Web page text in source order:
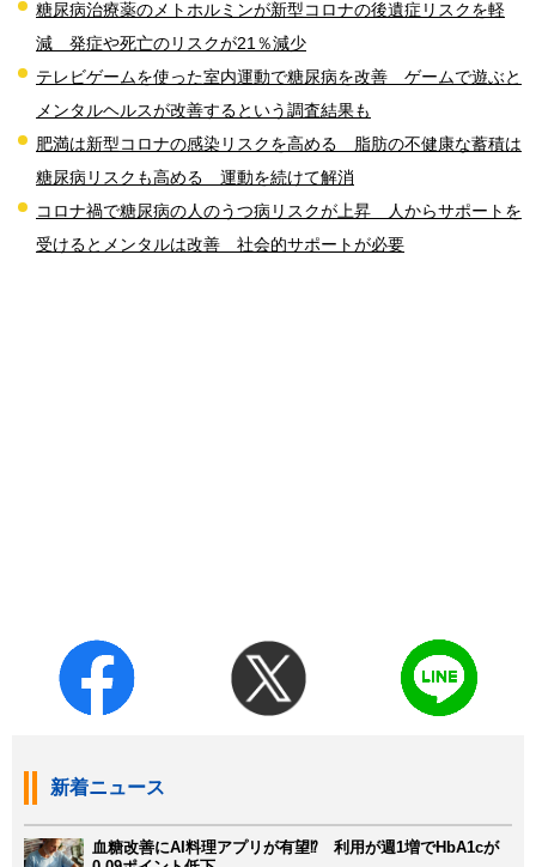
糖尿病治療薬のメトホルミンが新型コロナの後遺症リスクを軽
減 発症や死亡のリスクが21％減少
テレビゲームを使った室内運動で糖尿病を改善 ゲームで遊ぶと
メンタルヘルスが改善するという調査結果も
肥満は新型コロナの感染リスクを高める 脂肪の不健康な蓄積は
糖尿病リスクも高める 運動を続けて解消
コロナ禍で糖尿病の人のうつ病リスクが上昇 人からサポートを
受けるとメンタルは改善 社会的サポートが必要
新着ニュース
血糖改善にAI料理アプリが有望⁉ 利用が週1増でHbA1cが